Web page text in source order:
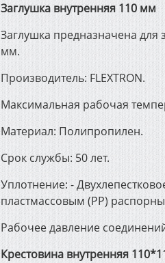
Заглушка внутренняя 110 мм
Заглушка предназначена
мм.
Производитель: FLEXTRON.
Максимальная рабочая
Материал: Полипропилен.
Срок службы: 50 лет.
Уплотнение: -
пластмассовым (РР)
Рабочее давление
Крестовина внутренняя